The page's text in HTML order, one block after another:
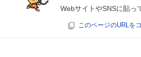
WebサイトやSNSに貼っ
このページのURLを